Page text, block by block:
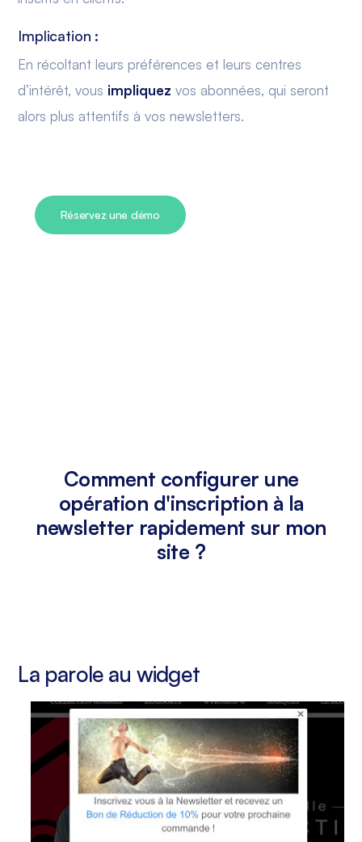
Implication :
En récoltant leurs préférences et leurs centres
d’intérêt, vous impliquez vos abonnées, qui seront
alors plus attentifs à vos newsletters.
Réservez une démo
Comment configurer une
opération d'inscription à la
newsletter rapidement sur mon
site ?
La parole au widget